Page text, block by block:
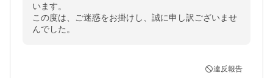
います。
この度は、ご迷惑をお掛けし、誠に申し訳ございませ
んでした。
違反報告